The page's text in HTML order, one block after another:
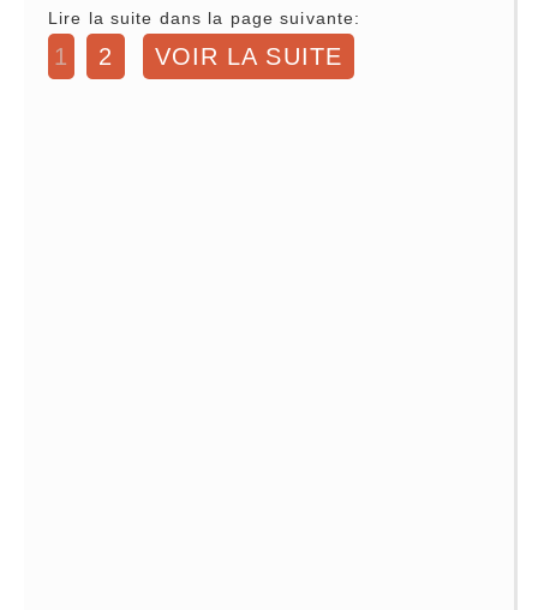
Lire la suite dans la page suivante:
1 2 VOIR LA SUITE